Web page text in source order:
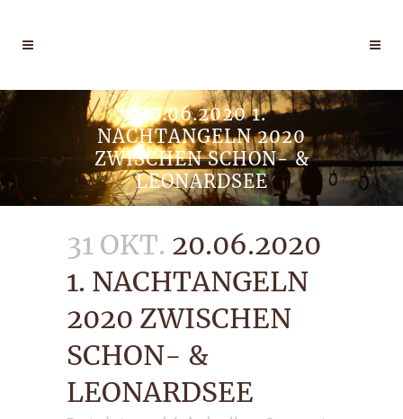
20.06.2020 1.
NACHTANGELN 2020
ZWISCHEN SCHON- &
LEONARDSEE
31 OKT. 20.06.2020
1. NACHTANGELN
2020 ZWISCHEN
SCHON- &
LEONARDSEE